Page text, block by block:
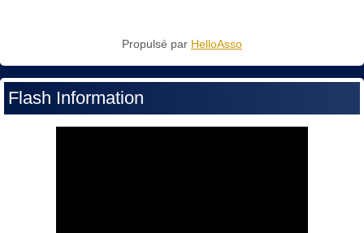
Propulsé par HelloAsso
Flash Information